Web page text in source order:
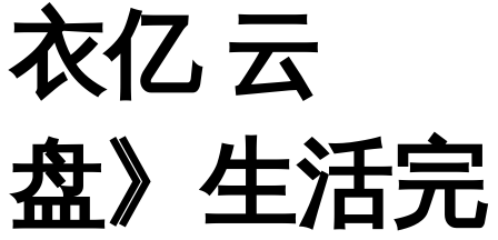
衣亿 云
盘》生活完